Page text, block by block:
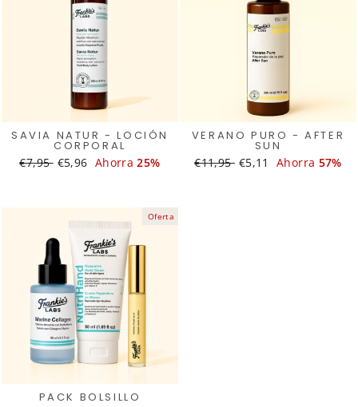
SAVIA NATUR - LOCIÓN
CORPORAL
Translation
€7,95 Translation
€5,96 Ahorra25%
VERANO PURO - AFTER
SUN
Translation
€11,95 Translation
€5,11 Ahorra 57%
Oferta
PACK BOLSILLO